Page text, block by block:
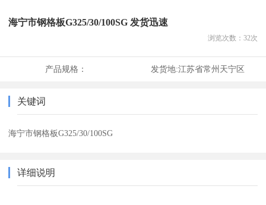
海宁市钢格板G325/30/100SG 发货迅速
浏览次数： 32次
产品规格： 发货地:江苏省常州天宁区
关键词
海宁市钢格板G325/30/100SG
详细说明